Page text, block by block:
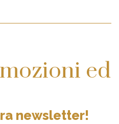
ed
newsletter!